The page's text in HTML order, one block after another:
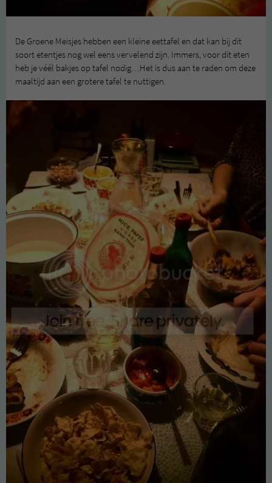
De Groene Meisjes hebben een kleine eettafel en dat kan bij dit
soort etentjes nog wel eens vervelend zijn. Immers, voor dit eten
heb je véél bakjes op tafel nodig…Het is dus aan te raden om deze
maaltijd aan een grotere tafel te nuttigen.